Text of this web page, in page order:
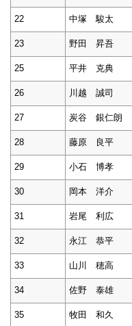
22 中塚 駿太
23 野田 昇吾
25 平井 克典
26 川越 誠司
27 炭谷 銀仁朗
28 藤原 良平
29 小石 博孝
30 岡本 洋介
31 岩尾 利広
32 永江 恭平
33 山川 穂高
34 佐野 泰雄
35 牧田 和久